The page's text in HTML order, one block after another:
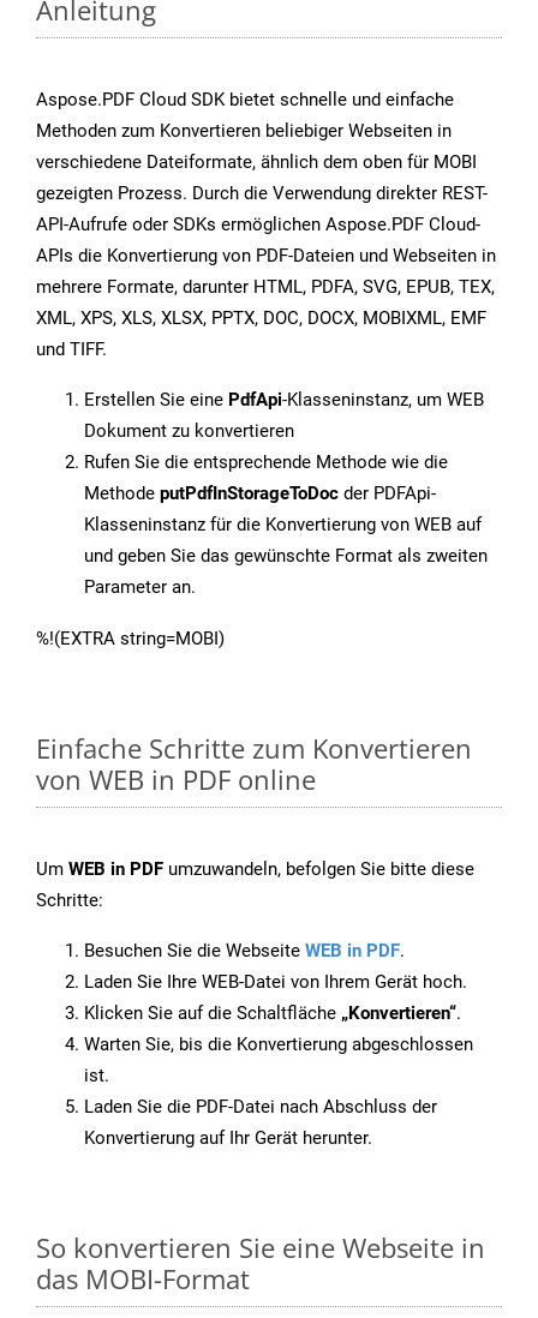
Anleitung
Aspose.PDF Cloud SDK bietet schnelle und einfache
Methoden zum Konvertieren beliebiger Webseiten in
verschiedene Dateiformate, ähnlich dem oben für MOBI
gezeigten Prozess. Durch die Verwendung direkter REST-
API-Aufrufe oder SDKs ermöglichen Aspose.PDF Cloud-
APIs die Konvertierung von PDF-Dateien und Webseiten in
mehrere Formate, darunter HTML, PDFA, SVG, EPUB, TEX,
XML, XPS, XLS, XLSX, PPTX, DOC, DOCX, MOBIXML, EMF
und TIFF.
Erstellen Sie eine PdfApi-Klasseninstanz, um WEB
Dokument zu konvertieren
Rufen Sie die entsprechende Methode wie die
Methode putPdfInStorageToDoc der PDFApi-
Klasseninstanz für die Konvertierung von WEB auf
und geben Sie das gewünschte Format als zweiten
Parameter an.
%!(EXTRA string=MOBI)
Einfache Schritte zum Konvertieren
von WEB in PDF online
Um WEB in PDF umzuwandeln, befolgen Sie bitte diese
Schritte:
Besuchen Sie die Webseite WEB in PDF.
Laden Sie Ihre WEB-Datei von Ihrem Gerät hoch.
Klicken Sie auf die Schaltfläche „Konvertieren“.
Warten Sie, bis die Konvertierung abgeschlossen
ist.
Laden Sie die PDF-Datei nach Abschluss der
Konvertierung auf Ihr Gerät herunter.
So konvertieren Sie eine Webseite in
das MOBI-Format